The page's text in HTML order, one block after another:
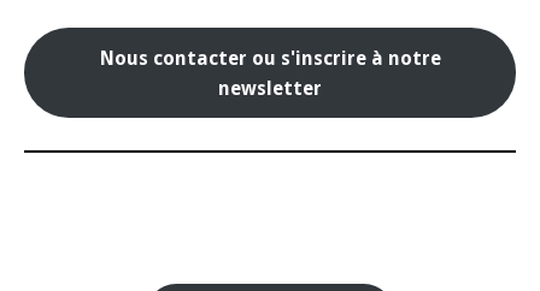
Nous contacter ou s'inscrire à notre
newsletter